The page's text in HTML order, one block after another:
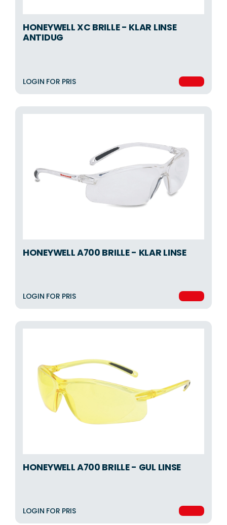
HONEYWELL XC BRILLE - KLAR LINSE
ANTIDUG
LOGIN FOR PRIS
HONEYWELL A700 BRILLE - KLAR LINSE
LOGIN FOR PRIS
HONEYWELL A700 BRILLE - GUL LINSE
LOGIN FOR PRIS